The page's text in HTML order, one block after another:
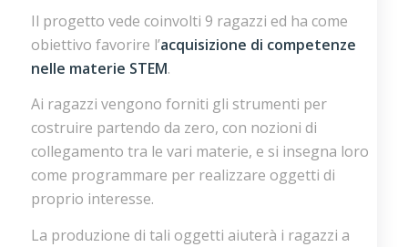
Il progetto vede coinvolti 9 ragazzi ed ha come
obiettivo favorire l’acquisizione di competenze
nelle materie STEM.
Ai ragazzi vengono forniti gli strumenti per
costruire partendo da zero, con nozioni di
collegamento tra le vari materie, e si insegna loro
come programmare per realizzare oggetti di
proprio interesse.
La produzione di tali oggetti aiuterà i ragazzi a